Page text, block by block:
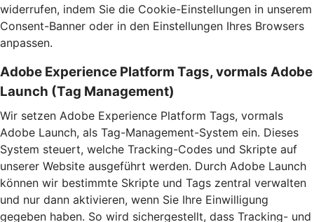
widerrufen, indem Sie die Cookie-Einstellungen in unserem
Consent-Banner oder in den Einstellungen Ihres Browsers
anpassen.
Adobe Experience Platform Tags, vormals Adobe
Launch (Tag Management)
Wir setzen Adobe Experience Platform Tags, vormals
Adobe Launch, als Tag-Management-System ein. Dieses
System steuert, welche Tracking-Codes und Skripte auf
unserer Website ausgeführt werden. Durch Adobe Launch
können wir bestimmte Skripte und Tags zentral verwalten
und nur dann aktivieren, wenn Sie Ihre Einwilligung
gegeben haben. So wird sichergestellt, dass Tracking- und